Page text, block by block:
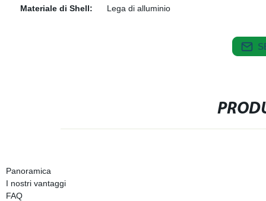
Materiale di Shell:
Lega di alluminio
Panoramica
I nostri vantaggi
FAQ